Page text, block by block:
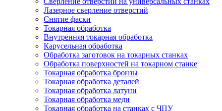
Лазерное сверление отверстий
Снятие фаски
Токарная обработка
Внутренняя токарная обработка
Карусельная обработка
Обработка заготовок на токарных станках
Обработка поверхностей на токарном станке
Токарная обработка бронзы
Токарная обработка деталей
Токарная обработка латуни
Токарная обработка меди
Токарная обработка на станках с ЧПУ